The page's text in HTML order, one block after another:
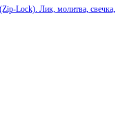
Lock). Лик, молитва, свечка,